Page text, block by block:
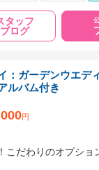
タッフ
ブログ
：ガーデンウエデ
ルバム付き
円
こだわりのオプショ